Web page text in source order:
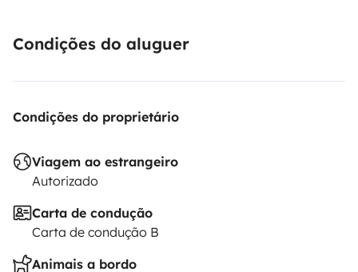
Condições do aluguer
Condições do proprietário
Viagem ao estrangeiro
Autorizado
Carta de condução
Carta de condução B
Animais a bordo